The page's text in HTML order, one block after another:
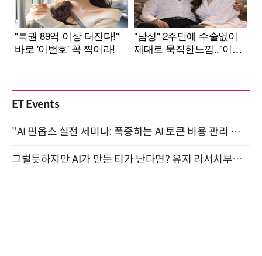
ET Events
"AI 핀옵스 실전 세미나: 폭증하는 AI 토큰 비용 관리 전략" 8월 21일 개최
그럴듯하지만 AI가 만든 티가 난다면? 유저 리서치부터 배포까지! (9/15)